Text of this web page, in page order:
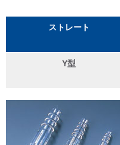
ストレート
Y型